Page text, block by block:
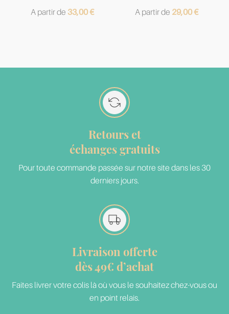
A partir de 33,00€
A partir de 29,00€
Retours et
échanges gratuits
Pour toute commande passée sur notre site dans les 30
derniers jours.
Livraison offerte
dès 49€ d’achat
Faites livrer votre colis là où vous le souhaitez chez-vous ou
en point relais.